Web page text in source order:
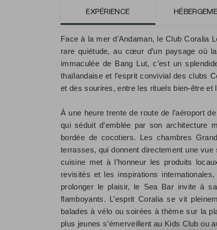
EXPÉRIENCE
Face à la mer d’Andaman, le Club Coralia
rare quiétude, au cœur d’un paysage où
immaculée de Bang Lut, c’est un
thaïlandaise et l’esprit convivial des clubs
et des sourires, entre les rituels bien-être et
À une heure trente de route de l’aéroport
qui séduit d’emblée par son architecture
bordée de cocotiers. Les chambres
terrasses, qui donnent directement une
cuisine met à l’honneur les produits
revisités et les inspirations
prolonger le plaisir, le Sea Bar invite à
flamboyants. L’esprit Coralia se vit
balades à vélo ou soirées à thème sur la
plus jeunes s’émerveillent au Kids Club ou